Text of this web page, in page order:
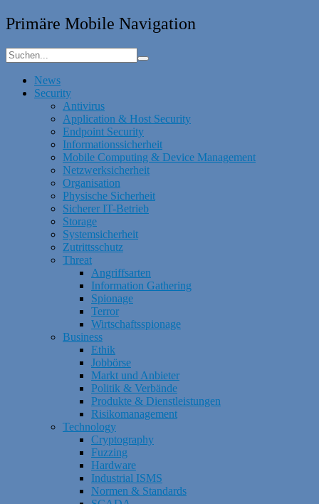
Primäre Mobile Navigation
News
Security
Antivirus
Application & Host Security
Endpoint Security
Informationssicherheit
Mobile Computing & Device Management
Netzwerksicherheit
Organisation
Physische Sicherheit
Sicherer IT-Betrieb
Storage
Systemsicherheit
Zutrittsschutz
Threat
Angriffsarten
Information Gathering
Spionage
Terror
Wirtschaftsspionage
Business
Ethik
Jobbörse
Markt und Anbieter
Politik & Verbände
Produkte & Dienstleistungen
Risikomanagement
Technology
Cryptography
Fuzzing
Hardware
Industrial ISMS
Normen & Standards